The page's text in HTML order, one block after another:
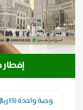
وجبة واحدة (15 ريال)